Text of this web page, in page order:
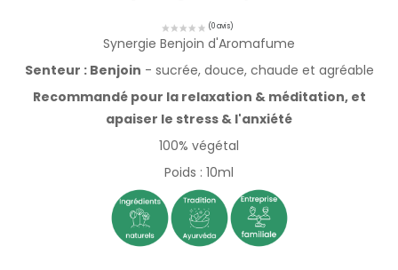
Synergie Benjoin d'Aromafume
Senteur : Benjoin - sucrée, douce, chaude et agréable
Recommandé pour la relaxation & méditation, et
apaiser le stress & l'anxiété
100% végétal
Poids : 10ml